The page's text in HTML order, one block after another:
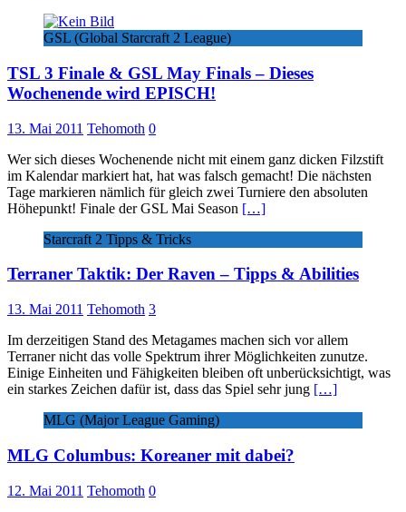
GSL (Global Starcraft 2 League)
TSL 3 Finale & GSL May Finals – Dieses
Wochenende wird EPISCH!
13. Mai 2011 Tehomoth 0
Wer sich dieses Wochenende nicht mit einem ganz dicken Filzstift
im Kalendar markiert hat, hat was falsch gemacht! Die nächsten
Tage markieren nämlich für gleich zwei Turniere den absoluten
Höhepunkt! Finale der GSL Mai Season […]
Starcraft 2 Tipps & Tricks
Terraner Taktik: Der Raven – Tipps & Abilities
13. Mai 2011 Tehomoth 3
Im derzeitigen Stand des Metagames machen sich vor allem
Terraner nicht das volle Spektrum ihrer Möglichkeiten zunutze.
Einige Einheiten und Fähigkeiten bleiben oft unberücksichtigt, was
ein starkes Zeichen dafür ist, dass das Spiel sehr jung […]
MLG (Major League Gaming)
MLG Columbus: Koreaner mit dabei?
12. Mai 2011 Tehomoth 0